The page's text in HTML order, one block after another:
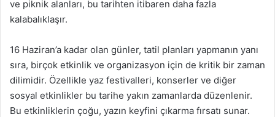
ve piknik alanları, bu tarihten itibaren daha fazla
kalabalıklaşır.
16 Haziran’a kadar olan günler, tatil planları yapmanın yanı
sıra, birçok etkinlik ve organizasyon için de kritik bir zaman
dilimidir. Özellikle yaz festivalleri, konserler ve diğer
sosyal etkinlikler bu tarihe yakın zamanlarda düzenlenir.
Bu etkinliklerin çoğu, yazın keyfini çıkarma fırsatı sunar.